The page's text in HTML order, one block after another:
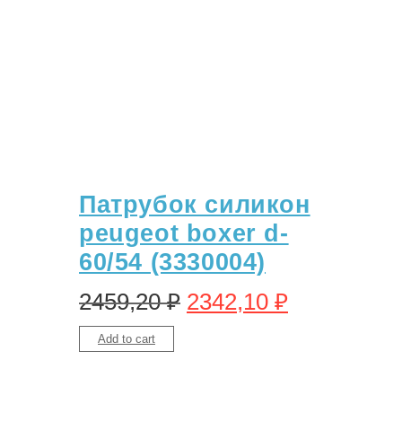
Патрубок силикон
peugeot boxer d-
60/54 (3330004)
2459,20₽ 2342,10 ₽
Add to cart